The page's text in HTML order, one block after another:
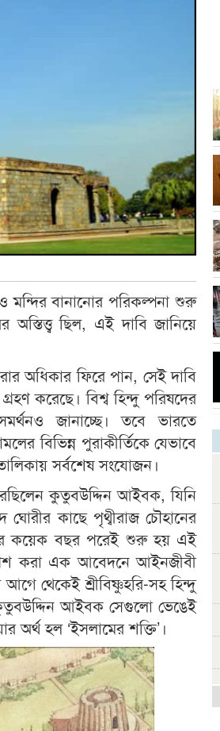
মন্দির বানানোর পরিকল্পনা শুরু
অস্তিত্ত্ব ছিল, এই দাবি জানিয়ে
অধিকার ফিরে পান, সেই দাবি
করেছে। বিশ্ব হিন্দু পরিষদের
জানাচ্ছে। তবে ভারতে
বিভিন্ন পুরাকীর্তিকে যেভাবে
সর্বশেষ সংযোজন।
কুতুবউদ্দিন আইবক, যিনি
কাছে পৃথ্বীরাজ চৌহানের
কয়েক বছর পরেই শুরু হয় এই
পেশ করা এক আবেদনে আইনজীবী
থেকেই শ্রীবিষ্ণুহরি-সহ হিন্দু
আইবক সেগুলো ভেঙেই
হল ‘ইসলামের শক্তি’।